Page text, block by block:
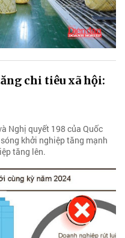
chi tiêu xã hội:
Nghị quyết 198 của Quốc
khởi nghiệp tăng mạnh
tăng lên.